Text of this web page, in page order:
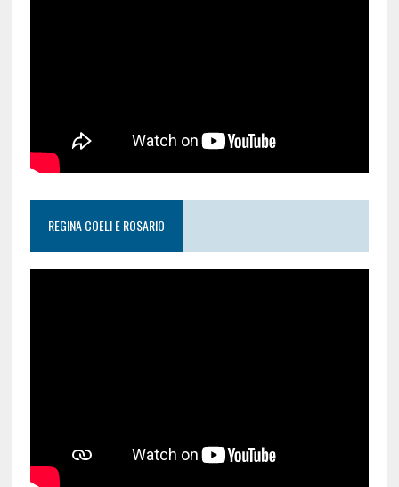
REGINA COELI E ROSARIO